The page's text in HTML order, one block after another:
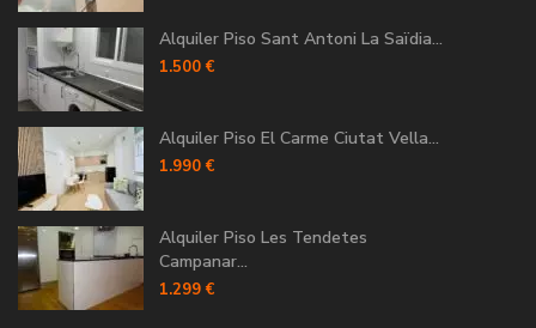
Alquiler Piso Sant Antoni La Saïdia...
1.500 €
Alquiler Piso El Carme Ciutat Vella...
1.990 €
Alquiler Piso Les Tendetes
Campanar...
1.299 €